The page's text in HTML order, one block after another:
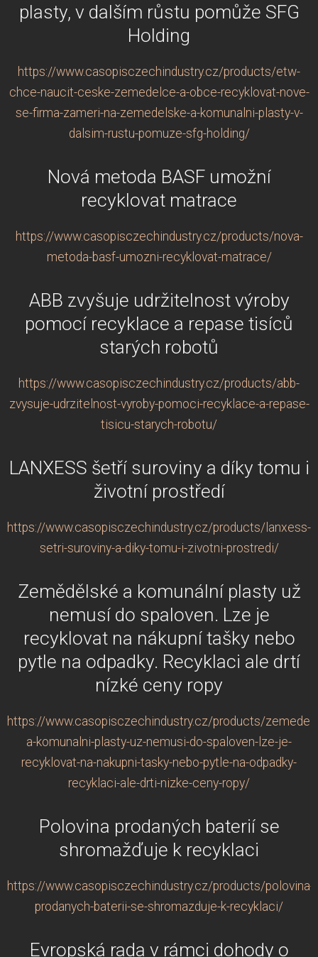
plasty, v dalším růstu pomůže SFG
Holding
https://www.casopisczechindustry.cz/products/etw-
chce-naucit-ceske-zemedelce-a-obce-recyklovat-nove-
se-firma-zameri-na-zemedelske-a-komunalni-plasty-v-
dalsim-rustu-pomuze-sfg-holding/
Nová metoda BASF umožní
recyklovat matrace
https://www.casopisczechindustry.cz/products/nova-
metoda-basf-umozni-recyklovat-matrace/
ABB zvyšuje udržitelnost výroby
pomocí recyklace a repase tisíců
starých robotů
https://www.casopisczechindustry.cz/products/abb-
zvysuje-udrzitelnost-vyroby-pomoci-recyklace-a-repase-
tisicu-starych-robotu/
LANXESS šetří suroviny a díky tomu i
životní prostředí
https://www.casopisczechindustry.cz/products/lanxess-
setri-suroviny-a-diky-tomu-i-zivotni-prostredi/
Zemědělské a komunální plasty už
nemusí do spaloven. Lze je
recyklovat na nákupní tašky nebo
pytle na odpadky. Recyklaci ale drtí
nízké ceny ropy
https://www.casopisczechindustry.cz/products/
a-komunalni-plasty-uz-nemusi-do-spaloven-lze-je-
recyklovat-na-nakupni-tasky-nebo-pytle-na-odpadky-
recyklaci-ale-drti-nizke-ceny-ropy/
Polovina prodaných baterií se
shromažďuje k recyklaci
https://www.casopisczechindustry.cz/products/polovina-
prodanych-baterii-se-shromazduje-k-recyklaci/
Evropská rada v rámci dohody o